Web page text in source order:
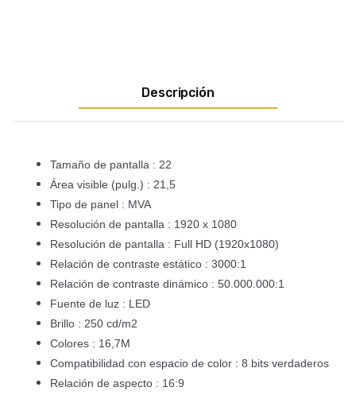
Descripción
Tamaño de pantalla : 22
Área visible (pulg.) : 21,5
Tipo de panel : MVA
Resolución de pantalla : 1920 x 1080
Resolución de pantalla : Full HD (1920x1080)
Relación de contraste estático : 3000:1
Relación de contraste dinámico : 50.000.000:1
Fuente de luz : LED
Brillo : 250 cd/m2
Colores : 16,7M
Compatibilidad con espacio de color : 8 bits verdaderos
Relación de aspecto : 16:9